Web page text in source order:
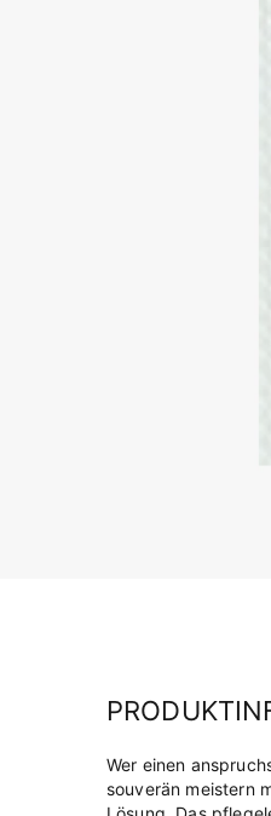
Wer einen
souverän meistern